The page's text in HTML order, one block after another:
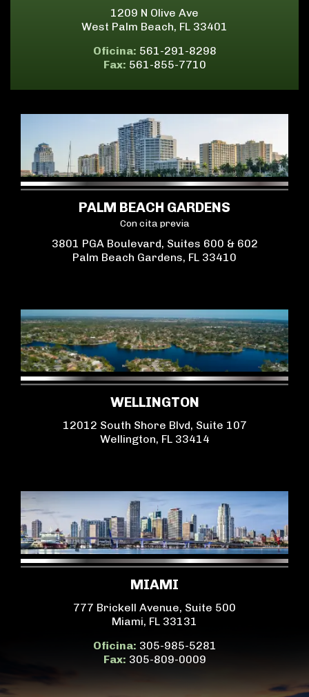
1209 N Olive Ave
West Palm Beach, FL 33401
Oficina: 561-291-8298
Fax: 561-855-7710
PALM BEACH GARDENS
Con cita previa
3801 PGA Boulevard, Suites 600 & 602
Palm Beach Gardens, FL 33410
WELLINGTON
12012 South Shore Blvd, Suite 107
Wellington, FL 33414
MIAMI
777 Brickell Avenue, Suite 500
Miami, FL 33131
Oficina: 305-985-5281
Fax: 305-809-0009